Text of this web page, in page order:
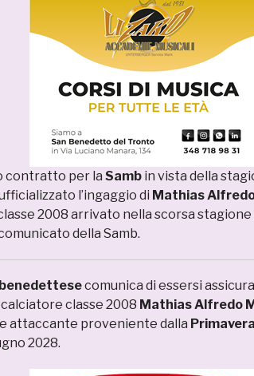
contratto per la Samb in vista della
l’ingaggio di Mathias
2008 arrivato nella scorsa stagione
della Samb.
comunica di essersi
classe 2008 Mathias Alfredo
attaccante proveniente dalla Primavera
2028.